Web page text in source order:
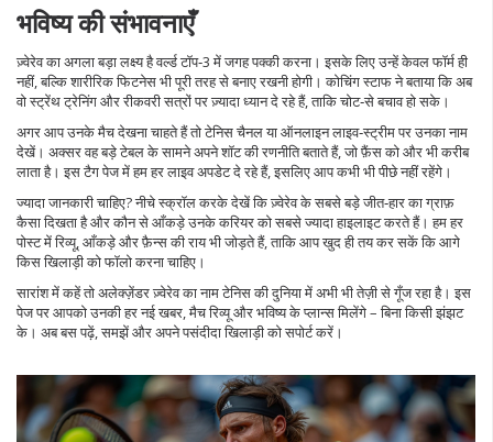
भविष्य की संभावनाएँ
ज़्वेरेव का अगला बड़ा लक्ष्य है वर्ल्ड टॉप‑3 में जगह पक्की करना। इसके लिए उन्हें केवल फॉर्म ही
नहीं, बल्कि शारीरिक फिटनेस भी पूरी तरह से बनाए रखनी होगी। कोचिंग स्टाफ ने बताया कि अब
वो स्ट्रेंथ ट्रेनिंग और रीकवरी सत्रों पर ज़्यादा ध्यान दे रहे हैं, ताकि चोट‑से बचाव हो सके।
अगर आप उनके मैच देखना चाहते हैं तो टेनिस चैनल या ऑनलाइन लाइव‑स्ट्रीम पर उनका नाम
देखें। अक्सर वह बड़े टेबल के सामने अपने शॉट की रणनीति बताते हैं, जो फ़ैंस को और भी करीब
लाता है। इस टैग पेज में हम हर लाइव अपडेट दे रहे हैं, इसलिए आप कभी भी पीछे नहीं रहेंगे।
ज्यादा जानकारी चाहिए? नीचे स्क्रॉल करके देखें कि ज़्वेरेव के सबसे बड़े जीत‑हार का ग्राफ़
कैसा दिखता है और कौन से आँकड़े उनके करियर को सबसे ज्यादा हाइलाइट करते हैं। हम हर
पोस्ट में रिव्यू, आँकड़े और फ़ैन्स की राय भी जोड़ते हैं, ताकि आप खुद ही तय कर सकें कि आगे
किस खिलाड़ी को फॉलो करना चाहिए।
सारांश में कहें तो अलेक्ज़ेंडर ज़्वेरेव का नाम टेनिस की दुनिया में अभी भी तेज़ी से गूँज रहा है। इस
पेज पर आपको उनकी हर नई खबर, मैच रिव्यू और भविष्य के प्लान्स मिलेंगे – बिना किसी झंझट
के। अब बस पढ़ें, समझें और अपने पसंदीदा खिलाड़ी को सपोर्ट करें।